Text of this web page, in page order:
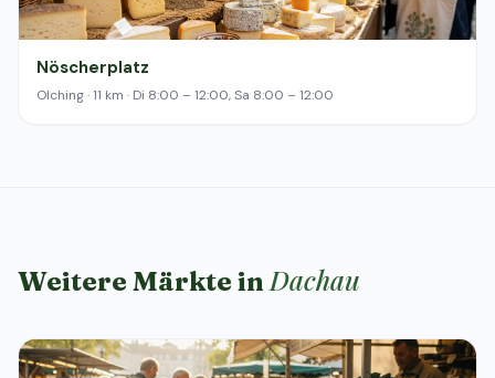
Nöscherplatz
Olching · 11 km · Di 8:00 – 12:00, Sa 8:00 – 12:00
Weitere Märkte inDachau